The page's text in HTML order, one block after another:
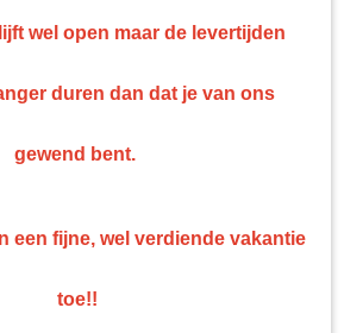
wel open maar de levertijden
duren dan dat je van ons
gewend bent.
een fijne, wel verdiende vakantie
toe!!